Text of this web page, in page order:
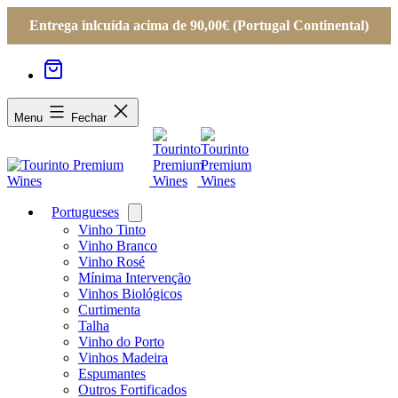
Entrega inlcuída acima de 90,00€ (Portugal Continental)
Menu Fechar
Portugueses
menu
Vinho Tinto
Vinho Branco
Vinho Rosé
Mínima Intervenção
Vinhos Biológicos
Curtimenta
Talha
Vinho do Porto
Vinhos Madeira
Espumantes
Outros Fortificados